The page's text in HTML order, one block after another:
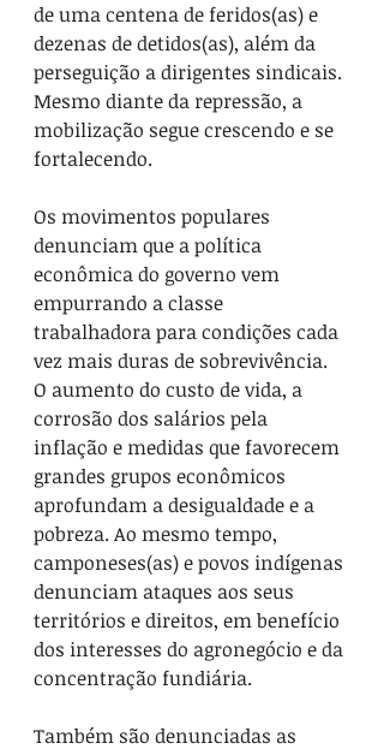
de uma centena de feridos(as) e
dezenas de detidos(as), além da
perseguição a dirigentes sindicais.
Mesmo diante da repressão, a
mobilização segue crescendo e se
fortalecendo.
Os movimentos populares
denunciam que a política
econômica do governo vem
empurrando a classe
trabalhadora para condições cada
vez mais duras de sobrevivência.
O aumento do custo de vida, a
corrosão dos salários pela
inflação e medidas que favorecem
grandes grupos econômicos
aprofundam a desigualdade e a
pobreza. Ao mesmo tempo,
camponeses(as) e povos indígenas
denunciam ataques aos seus
territórios e direitos, em benefício
dos interesses do agronegócio e da
concentração fundiária.
Também são denunciadas as